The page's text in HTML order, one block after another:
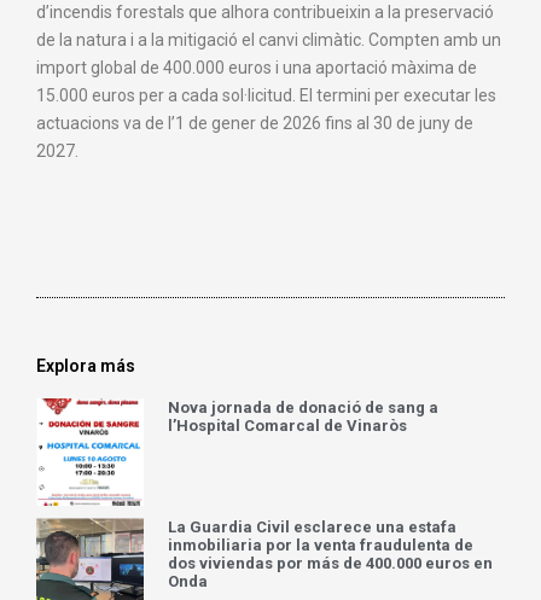
d’incendis forestals que alhora contribueixin a la preservació
de la natura i a la mitigació el canvi climàtic. Compten amb un
import global de 400.000 euros i una aportació màxima de
15.000 euros per a cada sol·licitud. El termini per executar les
actuacions va de l’1 de gener de 2026 fins al 30 de juny de
2027.
Explora más
Nova jornada de donació de sang a
l’Hospital Comarcal de Vinaròs
La Guardia Civil esclarece una estafa
inmobiliaria por la venta fraudulenta de
dos viviendas por más de 400.000 euros en
Onda